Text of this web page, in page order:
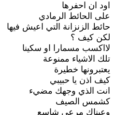
اود ان احفرها
على الحائط الرمادي
حائط الزنزانة التي اعيش فيها
لكن كيف ؟
لااكسب مسمارا او سكينا
تلك الاشياء ممنوعة
يعتبرونها خطيرة
كيف اذن يا حبيبي
انت الذي وجهك مضيء
كشمس الصيف
وعيناك مرعى شاسع